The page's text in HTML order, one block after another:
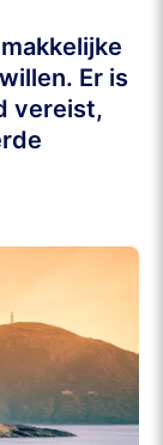
Er is
vereist,